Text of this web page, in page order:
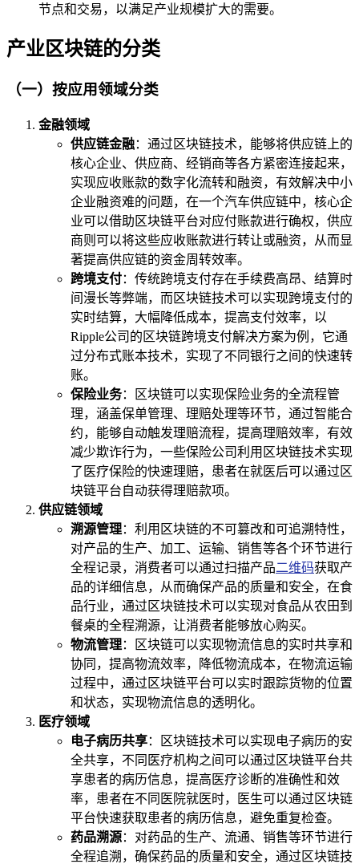
节点和交易，以满足产业规模扩大的需要。
产业区块链的分类
（一）按应用领域分类
金融领域
供应链金融：通过区块链技术，能够将供应链上的
核心企业、供应商、经销商等各方紧密连接起来，
实现应收账款的数字化流转和融资，有效解决中小
企业融资难的问题，在一个汽车供应链中，核心企
业可以借助区块链平台对应付账款进行确权，供应
商则可以将这些应收账款进行转让或融资，从而显
著提高供应链的资金周转效率。
跨境支付：传统跨境支付存在手续费高昂、结算时
间漫长等弊端，而区块链技术可以实现跨境支付的
实时结算，大幅降低成本，提高支付效率，以
Ripple公司的区块链跨境支付解决方案为例，它通
过分布式账本技术，实现了不同银行之间的快速转
账。
保险业务：区块链可以实现保险业务的全流程管
理，涵盖保单管理、理赔处理等环节，通过智能合
约，能够自动触发理赔流程，提高理赔效率，有效
减少欺诈行为，一些保险公司利用区块链技术实现
了医疗保险的快速理赔，患者在就医后可以通过区
块链平台自动获得理赔款项。
供应链领域
溯源管理：利用区块链的不可篡改和可追溯特性，
对产品的生产、加工、运输、销售等各个环节进行
全程记录，消费者可以通过扫描产品二维码获取产
品的详细信息，从而确保产品的质量和安全，在食
品行业，通过区块链技术可以实现对食品从农田到
餐桌的全程溯源，让消费者能够放心购买。
物流管理：区块链可以实现物流信息的实时共享和
协同，提高物流效率，降低物流成本，在物流运输
过程中，通过区块链平台可以实时跟踪货物的位置
和状态，实现物流信息的透明化。
医疗领域
电子病历共享：区块链技术可以实现电子病历的安
全共享，不同医疗机构之间可以通过区块链平台共
享患者的病历信息，提高医疗诊断的准确性和效
率，患者在不同医院就医时，医生可以通过区块链
平台快速获取患者的病历信息，避免重复检查。
药品溯源：对药品的生产、流通、销售等环节进行
全程追溯，确保药品的质量和安全，通过区块链技